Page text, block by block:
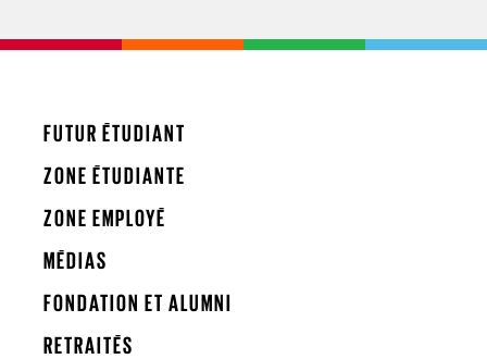
FUTUR ÉTUDIANT
ZONE ÉTUDIANTE
ZONE EMPLOYÉ
MÉDIAS
FONDATION ET ALUMNI
RETRAITÉS